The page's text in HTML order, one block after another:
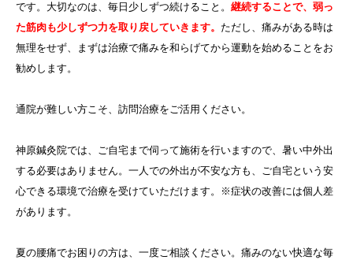
です。大切なのは、毎日少しずつ続けること。 継続することで、弱っ
た筋肉も少しずつ力を取り戻していきます。 ただし、痛みがある時は
無理をせず、まずは治療で痛みを和らげてから運動を始めることをお
勧めします。
通院が難しい方こそ、訪問治療をご活用ください。
神原鍼灸院では、ご自宅まで伺って施術を行いますので、暑い中外出
する必要はありません。一人での外出が不安な方も、ご自宅という安
心できる環境で治療を受けていただけます。※症状の改善には個人差
があります。
夏の腰痛でお困りの方は、一度ご相談ください。痛みのない快適な毎